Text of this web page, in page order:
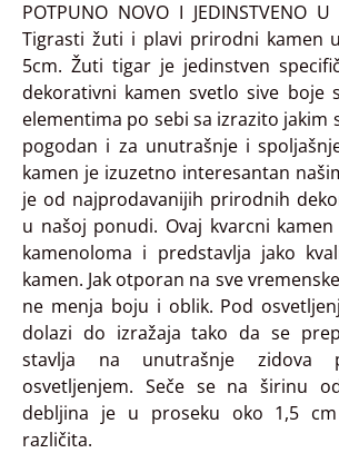
POTPUNO NOVO I JEDINSTVENO U
Tigrasti žuti i plavi prirodni kamen
5cm. Žuti tigar je jedinstven
dekorativni kamen svetlo sive boje
elementima po sebi sa izrazito jakim
pogodan i za unutrašnje i
kamen je izuzetno interesantan
je od najprodavanijih prirodnih
u našoj ponudi. Ovaj kvarcni
kamenoloma i predstavlja jako
kamen. Jak otporan na sve
ne menja boju i oblik. Pod
dolazi do izražaja tako da se
stavlja na unutrašnje zidova
osvetljenjem. Seče se na širinu
debljina je u proseku oko 1,5
različita.